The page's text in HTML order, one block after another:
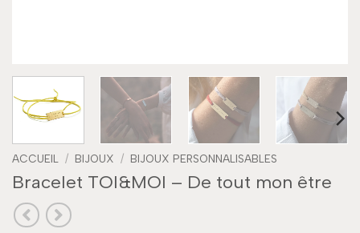
ACCUEIL / BIJOUX / BIJOUX PERSONNALISABLES
Bracelet TOI&MOI – De tout mon être